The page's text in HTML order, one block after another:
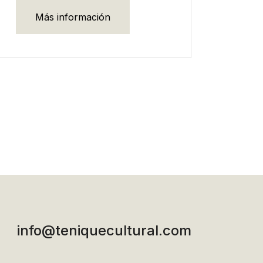
Más información
info@teniquecultural.com